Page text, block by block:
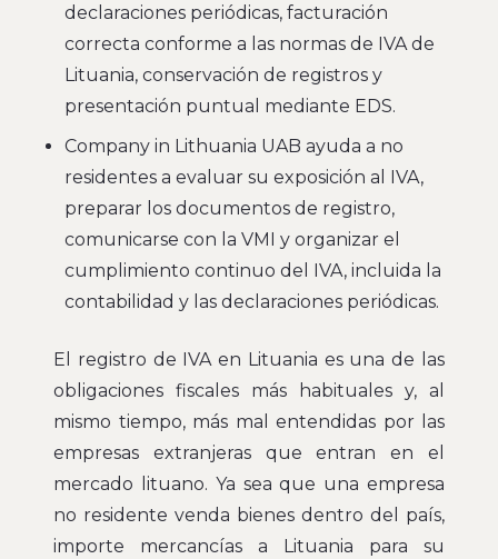
declaraciones periódicas, facturación
correcta conforme a las normas de IVA de
Lituania, conservación de registros y
presentación puntual mediante EDS.
Company in Lithuania UAB ayuda a no
residentes a evaluar su exposición al IVA,
preparar los documentos de registro,
comunicarse con la VMI y organizar el
cumplimiento continuo del IVA, incluida la
contabilidad y las declaraciones periódicas.
El registro de IVA en Lituania es una de las
obligaciones fiscales más habituales y, al
mismo tiempo, más mal entendidas por las
empresas extranjeras que entran en el
mercado lituano. Ya sea que una empresa
no residente venda bienes dentro del país,
importe mercancías a Lituania para su